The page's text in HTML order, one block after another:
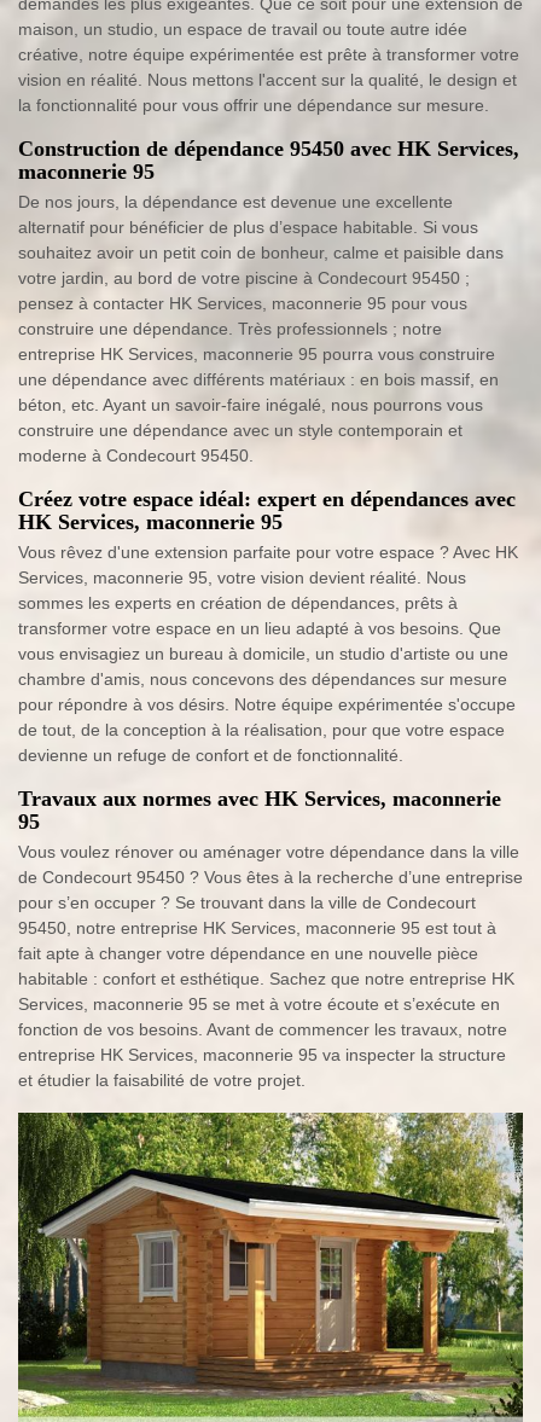
demandes les plus exigeantes. Que ce soit pour une extension de
maison, un studio, un espace de travail ou toute autre idée
créative, notre équipe expérimentée est prête à transformer votre
vision en réalité. Nous mettons l'accent sur la qualité, le design et
la fonctionnalité pour vous offrir une dépendance sur mesure.
Construction de dépendance 95450 avec HK Services,
maconnerie 95
De nos jours, la dépendance est devenue une excellente
alternatif pour bénéficier de plus d’espace habitable. Si vous
souhaitez avoir un petit coin de bonheur, calme et paisible dans
votre jardin, au bord de votre piscine à Condecourt 95450 ;
pensez à contacter HK Services, maconnerie 95 pour vous
construire une dépendance. Très professionnels ; notre
entreprise HK Services, maconnerie 95 pourra vous construire
une dépendance avec différents matériaux : en bois massif, en
béton, etc. Ayant un savoir-faire inégalé, nous pourrons vous
construire une dépendance avec un style contemporain et
moderne à Condecourt 95450.
Créez votre espace idéal: expert en dépendances avec
HK Services, maconnerie 95
Vous rêvez d'une extension parfaite pour votre espace ? Avec HK
Services, maconnerie 95, votre vision devient réalité. Nous
sommes les experts en création de dépendances, prêts à
transformer votre espace en un lieu adapté à vos besoins. Que
vous envisagiez un bureau à domicile, un studio d'artiste ou une
chambre d'amis, nous concevons des dépendances sur mesure
pour répondre à vos désirs. Notre équipe expérimentée s'occupe
de tout, de la conception à la réalisation, pour que votre espace
devienne un refuge de confort et de fonctionnalité.
Travaux aux normes avec HK Services, maconnerie
95
Vous voulez rénover ou aménager votre dépendance dans la ville
de Condecourt 95450 ? Vous êtes à la recherche d’une entreprise
pour s’en occuper ? Se trouvant dans la ville de Condecourt
95450, notre entreprise HK Services, maconnerie 95 est tout à
fait apte à changer votre dépendance en une nouvelle pièce
habitable : confort et esthétique. Sachez que notre entreprise HK
Services, maconnerie 95 se met à votre écoute et s’exécute en
fonction de vos besoins. Avant de commencer les travaux, notre
entreprise HK Services, maconnerie 95 va inspecter la structure
et étudier la faisabilité de votre projet.